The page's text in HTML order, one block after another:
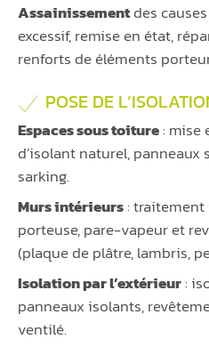
Assainissementdes
excessif, remise en état,
renforts de éléments
POSE DE
Espaces sous toiture: mise
d’isolant naturel,
sarking.
Murs intérieurs:
porteuse, pare-vapeur et
(plaque de plâtre, lambris,
Isolation par l’extérieur:
panneaux isolants,
ventilé.